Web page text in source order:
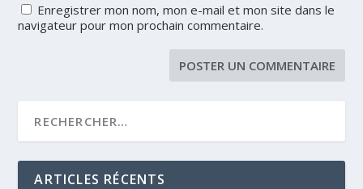
Enregistrer mon nom, mon e-mail et mon site dans le
navigateur pour mon prochain commentaire.
ARTICLES RÉCENTS